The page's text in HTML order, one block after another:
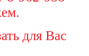
для Вас